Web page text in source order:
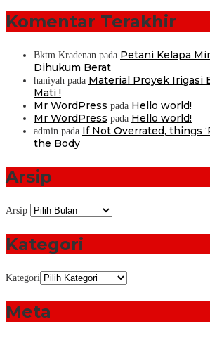
Komentar Terakhir
Bktm Kradenan pada Petani Kelapa
Dihukum Berat
haniyah pada Material Proyek Irigasi
Mati !
Mr WordPress pada Hello world!
Mr WordPress pada Hello world!
admin pada If Not Overrated, things
the Body
Arsip
Arsip
Kategori
Kategori
Meta